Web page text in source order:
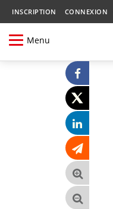
INSCRIPTION CONNEXION
Menu